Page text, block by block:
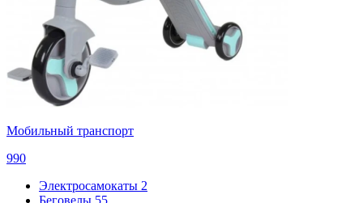
Мобильный транспорт
990
Электросамокаты 2
Беговелы 55